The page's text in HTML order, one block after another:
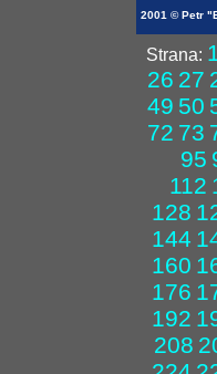
2001 © Petr
Strana:
26 27
49 50
72 73
95
112
128
144
160
176
192
208